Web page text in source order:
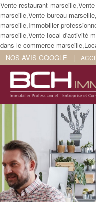
Vente restaurant
marseille,Vente bureau
marseille,Immobilier
marseille,Vente local d'activité
dans le commerce
NOS AVIS GOOGLE
|